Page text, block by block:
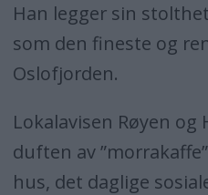
Han legger sin
som den fineste og
Oslofjorden.
Lokalavisen Røyen
duften av
hus, det daglige